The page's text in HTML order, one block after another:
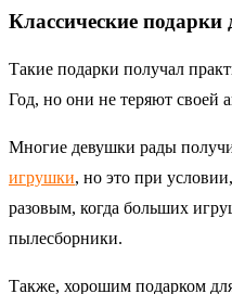
Классические
Такие подарки получал
Год, но они не теряют своей
Многие девушки рады
игрушки, но это при
разовым, когда больших
пылесборники.
Также, хорошим подарком